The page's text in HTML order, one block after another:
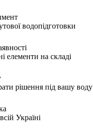
водопідготовки
елементи на складі
рішення під вашу воду
Україні